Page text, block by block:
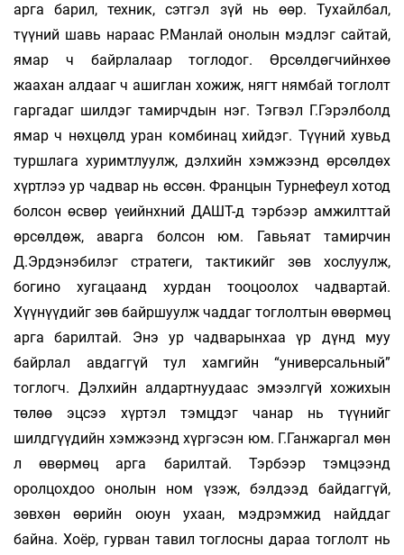
арга барил, техник, сэтгэл зүй нь өөр. Тухайлбал,
түүний шавь нараас Р.Манлай онолын мэдлэг сайтай,
ямар ч байрлалаар тоглодог. Өрсөлдөгчийнхөө
жаахан алдааг ч ашиглан хожиж, нягт нямбай тоглолт
гаргадаг шилдэг тамирчдын нэг. Тэгвэл Г.Гэрэлболд
ямар ч нөхцөлд уран комбинац хийдэг. Түүний хувьд
туршлага хуримтлуулж, дэлхийн хэмжээнд өрсөлдөх
хүртлээ ур чадвар нь өссөн. Фран­цын Турнефеул хотод
болсон өсвөр үеийнхний ДАШТ-д тэрбээр амжилттай
өрсөлдөж, аварга болсон юм. Гавьяат тамирчин
Д.Эрдэнэбилэг стратеги, тактикийг зөв хослуулж,
богино хугацаанд хурдан тооцоолох чадвартай.
Хүүнүүдийг зөв байршуулж чаддаг тоглолтын өвөрмөц
арга барилтай. Энэ ур чадварынхаа үр дүнд муу
байрлал авдаггүй тул хамгийн “универсальный”
тоглогч. Дэлхийн алдартнуудаас эмээлгүй хожихын
төлөө эцсээ хүртэл тэмцдэг чанар нь түүнийг
шилдгүүдийн хэмжээнд хүргэсэн юм. Г.Ганжаргал мөн
л өвөрмөц арга барилтай. Тэрбээр тэмцээнд
оролцохдоо онолын ном үзэж, бэлдээд байдаггүй,
зөвхөн өөрийн оюун ухаан, мэдрэмжид найддаг
байна. Хоёр, гурван тавил тоглосны дараа тоглолт нь